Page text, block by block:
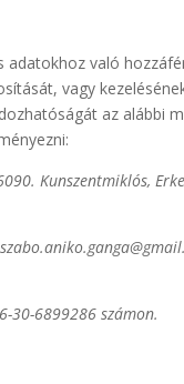
adatokhoz való
vagy
az alábbi
Kunszentmiklós,
30-6899286 számon.